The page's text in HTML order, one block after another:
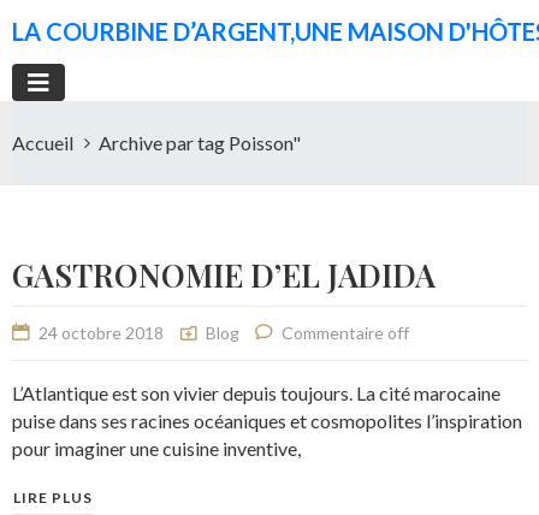
LA COURBINE D’ARGENT,UNE MAISON
Accueil Archive par tag Poisson"
GASTRONOMIE D’EL JADIDA
24 octobre 2018 Blog Commentaire off
L’Atlantique est son vivier depuis toujours. La cité marocaine
puise dans ses racines océaniques et cosmopolites l’inspiration
pour imaginer une cuisine inventive,
LIRE PLUS